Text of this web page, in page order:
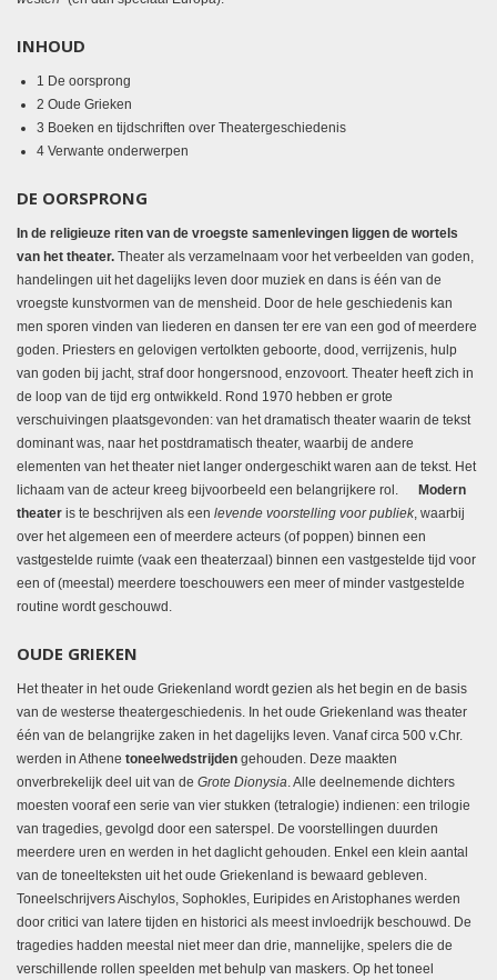
INHOUD
1 De oorsprong
2 Oude Grieken
3 Boeken en tijdschriften over Theatergeschiedenis
4 Verwante onderwerpen
DE OORSPRONG
In de religieuze riten van de vroegste samenlevingen liggen de wortels
van het theater. Theater als verzamelnaam voor het verbeelden van goden,
handelingen uit het dagelijks leven door muziek en dans is één van de
vroegste kunstvormen van de mensheid. Door de hele geschiedenis kan
men sporen vinden van liederen en dansen ter ere van een god of meerdere
goden. Priesters en gelovigen vertolkten geboorte, dood, verrijzenis, hulp
van goden bij jacht, straf door hongersnood, enzovoort. Theater heeft zich in
de loop van de tijd erg ontwikkeld. Rond 1970 hebben er grote
verschuivingen plaatsgevonden: van het dramatisch theater waarin de tekst
dominant was, naar het postdramatisch theater, waarbij de andere
elementen van het theater niet langer ondergeschikt waren aan de tekst. Het
lichaam van de acteur kreeg bijvoorbeeld een belangrijkere rol.
Modern
theater is te beschrijven als een levende voorstelling voor publiek, waarbij
over het algemeen een of meerdere acteurs (of poppen) binnen een
vastgestelde ruimte (vaak een theaterzaal) binnen een vastgestelde tijd voor
een of (meestal) meerdere toeschouwers een meer of minder vastgestelde
routine wordt geschouwd.
OUDE GRIEKEN
Het theater in het oude Griekenland wordt gezien als het begin en de basis
van de westerse theatergeschiedenis. In het oude Griekenland was theater
één van de belangrijke zaken in het dagelijks leven. Vanaf circa 500 v.Chr.
werden in Athene toneelwedstrijden gehouden. Deze maakten
onverbrekelijk deel uit van de Grote Dionysia. Alle deelnemende dichters
moesten vooraf een serie van vier stukken (tetralogie) indienen: een trilogie
van tragedies, gevolgd door een saterspel. De voorstellingen duurden
meerdere uren en werden in het daglicht gehouden. Enkel een klein aantal
van de toneelteksten uit het oude Griekenland is bewaard gebleven.
Toneelschrijvers Aischylos, Sophokles, Euripides en Aristophanes werden
door critici van latere tijden en historici als meest invloedrijk beschouwd. De
tragedies hadden meestal niet meer dan drie, mannelijke, spelers die de
verschillende rollen speelden met behulp van maskers. Op het toneel